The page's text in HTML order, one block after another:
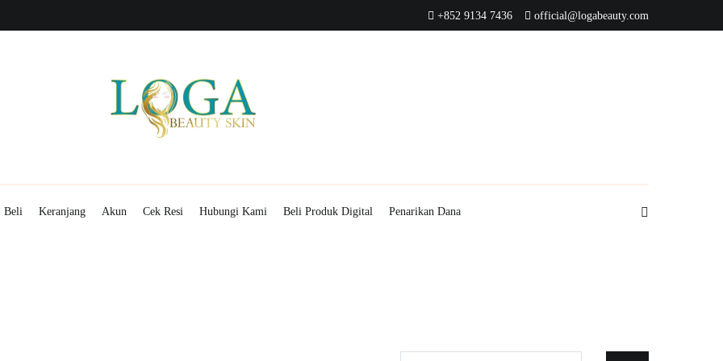
+852 9134 7436 official@logabeauty.com
Beli Keranjang Akun Cek Resi Hubungi Kami Beli Produk Digital Penarikan Dana